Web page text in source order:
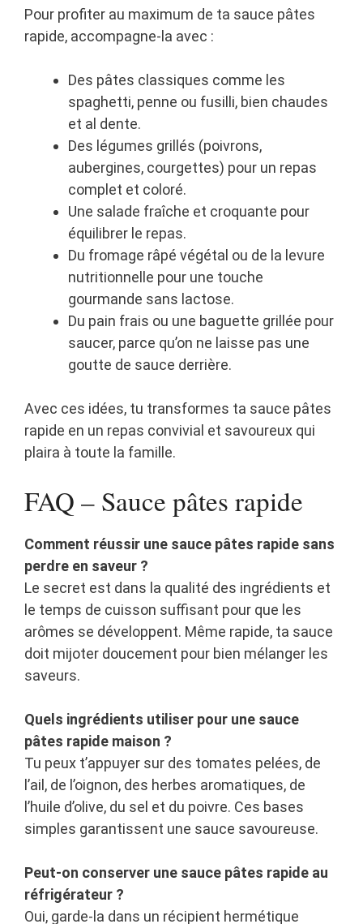
Pour profiter au maximum de ta sauce pâtes
rapide, accompagne-la avec :
Des pâtes classiques comme les
spaghetti, penne ou fusilli, bien chaudes
et al dente.
Des légumes grillés (poivrons,
aubergines, courgettes) pour un repas
complet et coloré.
Une salade fraîche et croquante pour
équilibrer le repas.
Du fromage râpé végétal ou de la levure
nutritionnelle pour une touche
gourmande sans lactose.
Du pain frais ou une baguette grillée pour
saucer, parce qu’on ne laisse pas une
goutte de sauce derrière.
Avec ces idées, tu transformes ta sauce pâtes
rapide en un repas convivial et savoureux qui
plaira à toute la famille.
FAQ – Sauce pâtes rapide
Comment réussir une sauce pâtes rapide sans
perdre en saveur ?
Le secret est dans la qualité des ingrédients et
le temps de cuisson suffisant pour que les
arômes se développent. Même rapide, ta sauce
doit mijoter doucement pour bien mélanger les
saveurs.
Quels ingrédients utiliser pour une sauce
pâtes rapide maison ?
Tu peux t’appuyer sur des tomates pelées, de
l’ail, de l’oignon, des herbes aromatiques, de
l’huile d’olive, du sel et du poivre. Ces bases
simples garantissent une sauce savoureuse.
Peut-on conserver une sauce pâtes rapide au
réfrigérateur ?
Oui, garde-la dans un récipient hermétique